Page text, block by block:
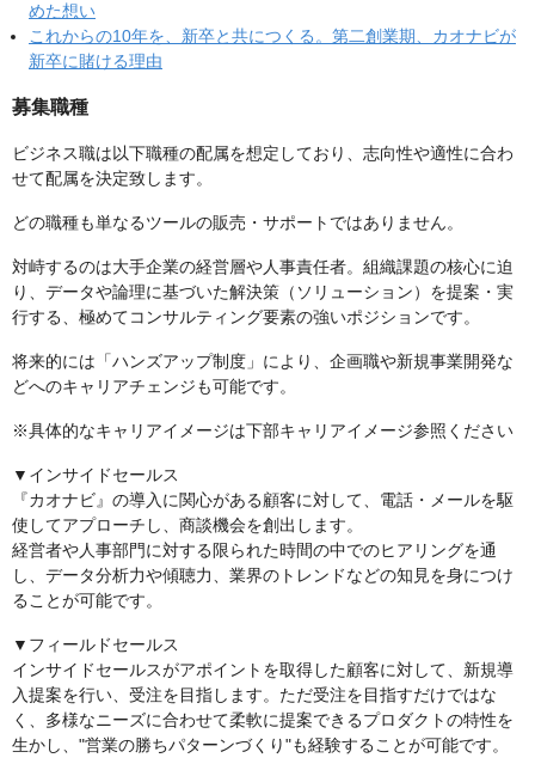
めた想い
これからの10年を、新卒と共につくる。第二創業期、カオナビが
新卒に賭ける理由
募集職種
ビジネス職は以下職種の配属を想定しており、志向性や適性に合わ
せて配属を決定致します。
どの職種も単なるツールの販売・サポートではありません。
対峙するのは大手企業の経営層や人事責任者。組織課題の核心に迫
り、データや論理に基づいた解決策（ソリューション）を提案・実
行する、極めてコンサルティング要素の強いポジションです。
将来的には「ハンズアップ制度」により、企画職や新規事業開発な
どへのキャリアチェンジも可能です。
※具体的なキャリアイメージは下部キャリアイメージ参照ください
▼インサイドセールス
『カオナビ』の導入に関心がある顧客に対して、電話・メールを駆
使してアプローチし、商談機会を創出します。
経営者や人事部門に対する限られた時間の中でのヒアリングを通
し、データ分析力や傾聴力、業界のトレンドなどの知見を身につけ
ることが可能です。
▼フィールドセールス
インサイドセールスがアポイントを取得した顧客に対して、新規導
入提案を行い、受注を目指します。ただ受注を目指すだけではな
く、多様なニーズに合わせて柔軟に提案できるプロダクトの特性を
生かし、"営業の勝ちパターンづくり"も経験することが可能です。